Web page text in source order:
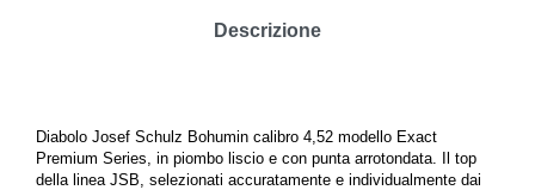
Descrizione
Diabolo Josef Schulz Bohumin calibro 4,52 modello Exact
Premium Series, in piombo liscio e con punta arrotondata. Il top
della linea JSB, selezionati accuratamente e individualmente dai